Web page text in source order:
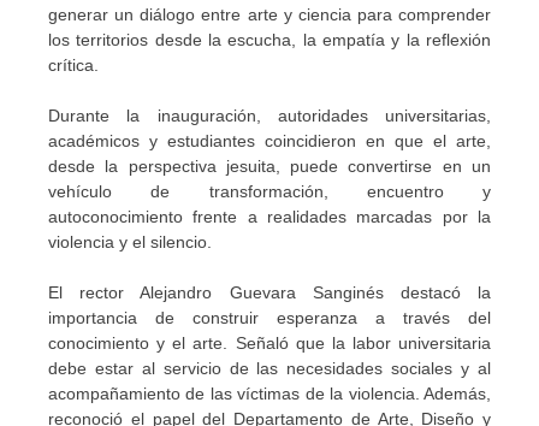
generar un diálogo entre arte y ciencia para comprender
los territorios desde la escucha, la empatía y la reflexión
crítica.
Durante la inauguración, autoridades universitarias,
académicos y estudiantes coincidieron en que el arte,
desde la perspectiva jesuita, puede convertirse en un
vehículo de transformación, encuentro y
autoconocimiento frente a realidades marcadas por la
violencia y el silencio.
El rector Alejandro Guevara Sanginés destacó la
importancia de construir esperanza a través del
conocimiento y el arte. Señaló que la labor universitaria
debe estar al servicio de las necesidades sociales y al
acompañamiento de las víctimas de la violencia. Además,
reconoció el papel del Departamento de Arte, Diseño y